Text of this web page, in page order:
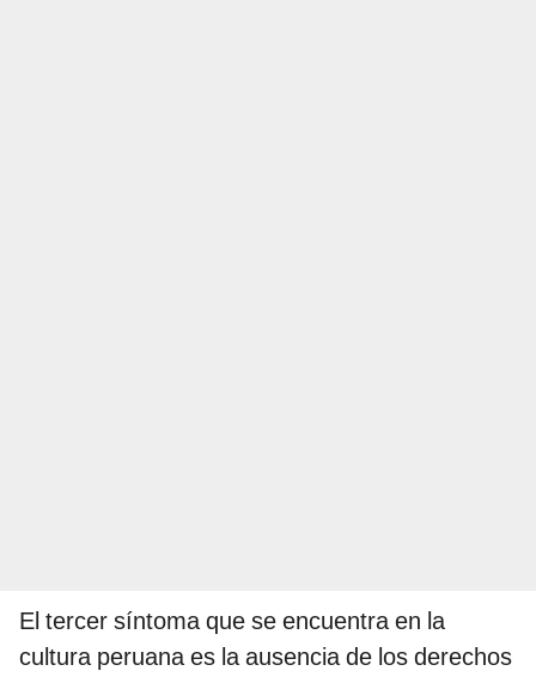
El tercer síntoma que se encuentra en la
cultura peruana es la ausencia de los derechos